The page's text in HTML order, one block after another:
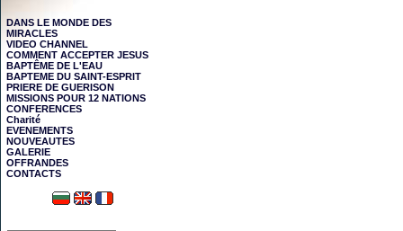
DANS LE MONDE DES
MIRACLES
VIDEO CHANNEL
COMMENT ACCEPTER JESUS
BAPTÊME DE L'EAU
BAPTEME DU SAINT-ESPRIT
PRIERE DE GUERISON
MISSIONS POUR 12 NATIONS
CONFERENCES
Charité
EVENEMENTS
NOUVEAUTES
GALERIE
OFFRANDES
CONTACTS